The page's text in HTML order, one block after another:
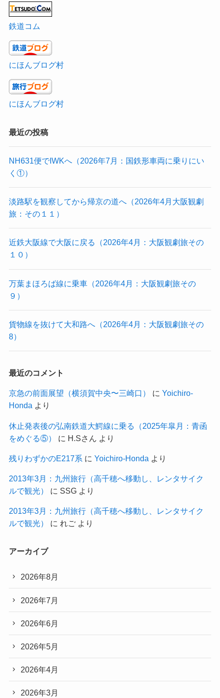
鉄道コム
にほんブログ村
にほんブログ村
最近の投稿
NH631便でIWKへ（2026年7月：国鉄形車両に乗りにい
く①）
淡路駅を観察してから帰京の道へ（2026年4月大阪観劇
旅：その１１）
近鉄大阪線で大阪に戻る（2026年4月：大阪観劇旅その
１０）
万葉まほろば線に乗車（2026年4月：大阪観劇旅その
９）
貨物線を抜けて大和路へ（2026年4月：大阪観劇旅その
8）
最近のコメント
京急の前面展望（横須賀中央〜三崎口） に Yoichiro-
Honda より
休止発表後の弘南鉄道大鰐線に乗る（2025年皐月：青函
をめぐる⑤）
に H.Sさん より
残りわずかのE217系 に Yoichiro-Honda より
2013年3月：九州旅行（高千穂へ移動し、レンタサイク
ルで観光）
に SSGより
2013年3月：九州旅行（高千穂へ移動し、レンタサイク
ルで観光）
に れごより
アーカイブ
2026年8月
2026年7月
2026年6月
2026年5月
2026年4月
2026年3月